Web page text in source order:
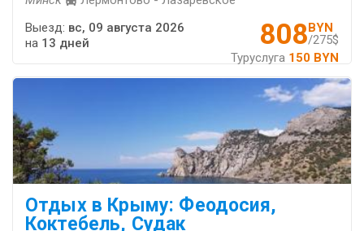
808 BYN
/275$
Туруслуга 150 BYN
Выезд: вс, 09 августа 2026
на 13 дней
Отдых в Крыму: Феодосия,
Коктебель, Судак